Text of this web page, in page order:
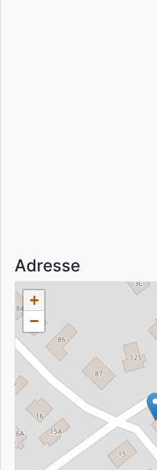
Adresse
+
−